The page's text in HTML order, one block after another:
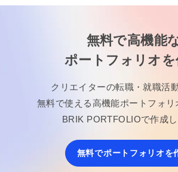
無料で高機能
ポートフォリオを
クリエイターの転職・就職活
無料で使える高機能ポートフォリ
BRIK PORTFOLIOで作成し
無料でポートフォリオを